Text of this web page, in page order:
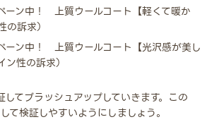
ーン中！ 上質ウールコート【軽くて暖か
訴求）
ーン中！ 上質ウールコート【光沢感が美し
性の訴求）
てブラッシュアップしていきます。この
て検証しやすいようにしましょう。